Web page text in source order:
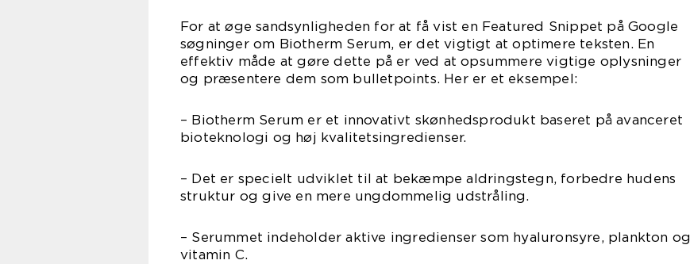
For at øge sandsynligheden for at få vist en Featured Snippet på Google
søgninger om Biotherm Serum, er det vigtigt at optimere teksten. En
effektiv måde at gøre dette på er ved at opsummere vigtige oplysninger
og præsentere dem som bulletpoints. Her er et eksempel:
– Biotherm Serum er et innovativt skønhedsprodukt baseret på avanceret
bioteknologi og høj kvalitetsingredienser.
– Det er specielt udviklet til at bekæmpe aldringstegn, forbedre hudens
struktur og give en mere ungdommelig udstråling.
– Serummet indeholder aktive ingredienser som hyaluronsyre, plankton og
vitamin C.